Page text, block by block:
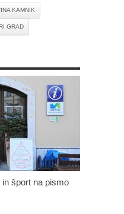
KAMNIK
GRAD
šport na pismo